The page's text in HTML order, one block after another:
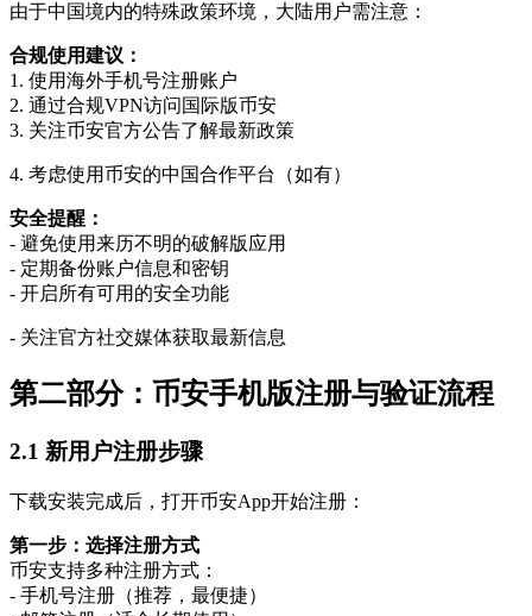
由于中国境内的特殊政策环境，大陆用户需注意：
合规使用建议：
1. 使用海外手机号注册账户
2. 通过合规VPN访问国际版币安
3. 关注币安官方公告了解最新政策
4. 考虑使用币安的中国合作平台（如有）
安全提醒：
- 避免使用来历不明的破解版应用
- 定期备份账户信息和密钥
- 开启所有可用的安全功能
- 关注官方社交媒体获取最新信息
第二部分：币安手机版注册与验证流程
2.1 新用户注册步骤
下载安装完成后，打开币安App开始注册：
第一步：选择注册方式
币安支持多种注册方式：
- 手机号注册（推荐，最便捷）